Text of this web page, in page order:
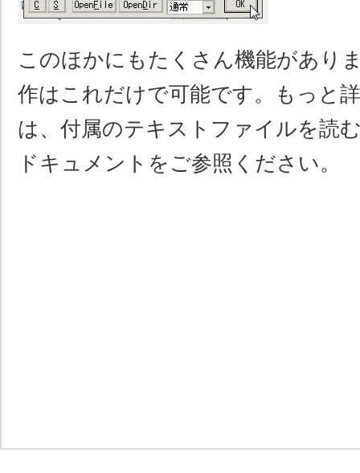
このほかにもたくさん機能があり
作はこれだけで可能です。もっと
は、付属のテキストファイルを読
ドキュメントをご参照ください。